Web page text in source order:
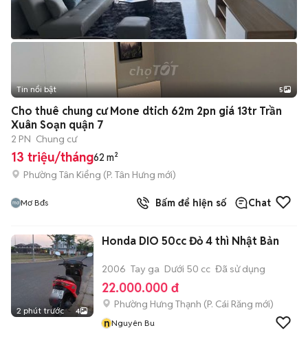
Tin nổi bật 5
Cho thuê chung cư Mone dtich 62m 2pn giá 13tr Trần
Xuân Soạn quận 7
2 PN Chung cư
13 triệu/tháng62 m²
Phường Tân Kiểng (P. Tân Hưng mới)
Mơ Bđs Bấm để hiện số Chat
2 phút trước 4
Honda DIO 50cc Đỏ 4 thì Nhật Bản
2006 Tay ga Dưới 50 cc Đã sử dụng
22.000.000 đ
Phường Hưng Thạnh (P. Cái Răng mới)
nNguyên Bu